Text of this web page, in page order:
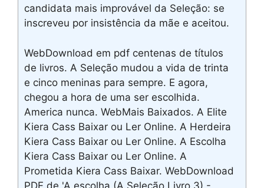
candidata mais improvável da Seleção: se
inscreveu por insistência da mãe e aceitou.
WebDownload em pdf centenas de títulos
de livros. A Seleção mudou a vida de trinta
e cinco meninas para sempre. E agora,
chegou a hora de uma ser escolhida.
America nunca. WebMais Baixados. A Elite
Kiera Cass Baixar ou Ler Online. A Herdeira
Kiera Cass Baixar ou Ler Online. A Escolha
Kiera Cass Baixar ou Ler Online. A
Prometida Kiera Cass Baixar. WebDownload
PDF de ' A escolha (A Seleção Livro 3) -